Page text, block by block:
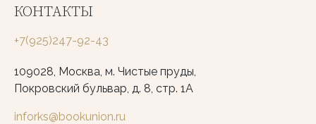
КОНТАКТЫ
+7(925)247-92-43
109028, Москва, м. Чистые пруды,
Покровский бульвар, д. 8, стр. 1А
inforks@bookunion.ru